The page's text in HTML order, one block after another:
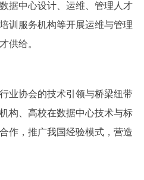
据中心设计、运维、管理人才
训服务机构等开展运维与管理
供给。
协会的技术引领与桥梁纽带
构、高校在数据中心技术与标
作，推广我国经验模式，营造